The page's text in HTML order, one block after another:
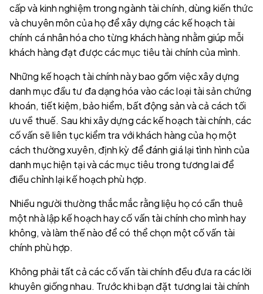
cấp và kinh nghiệm trong ngành tài chính, dùng kiến thức
và chuyên môn của họ để xây dựng các kế hoạch tài
chính cá nhân hóa cho từng khách hàng nhằm giúp mỗi
khách hàng đạt được các mục tiêu tài chính của mình.
Những kế hoạch tài chính này bao gồm việc xây dựng
danh mục đầu tư đa dạng hóa vào các loại tài sản chứng
khoán, tiết kiệm, bảo hiểm, bất động sản và cả cách tối
ưu về thuế. Sau khi xây dựng các kế hoạch tài chính, các
cố vấn sẽ liên tục kiểm tra với khách hàng của họ một
cách thường xuyên, định kỳ để đánh giá lại tình hình của
danh mục hiện tại và các mục tiêu trong tương lai để
điều chỉnh lại kế hoạch phù hợp.
Nhiều người thường thắc mắc rằng liệu họ có cần thuê
một nhà lập kế hoạch hay cố vấn tài chính cho mình hay
không, và làm thế nào để có thể chọn một cố vấn tài
chính phù hợp.
Không phải tất cả các cố vấn tài chính đều đưa ra các lời
khuyên giống nhau. Trước khi bạn đặt tương lai tài chính